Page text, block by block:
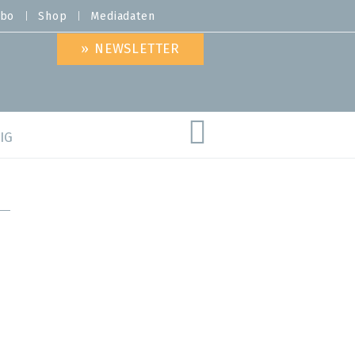
Shop Mediadaten
» NEWSLETTER